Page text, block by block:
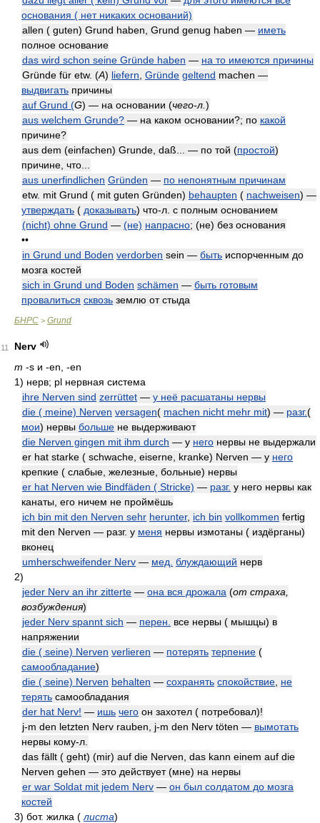
основания ( нет никаких оснований)
allen ( guten) Grund haben, Grund genug haben — иметь
полное основание
das wird schon seine Gründe haben — на то имеются причины
Gründe für etw. (A) liefern Gründe geltend machen —
выдвигать причины
auf Grund (G) — на основании (чего-л. )
aus welchem Grunde? — на каком основании?; по какой
причине?
aus dem (einfachen) Grunde, daß... — по той (простой)
причине, что...
aus unerfindlichen Gründen — по непонятным причинам
etw. mit Grund ( mit guten Gründen) behaupten ( nachweisen) —
утверждать ( доказывать) что-л. с полным основанием
(nicht) ohne Grund — (не) напрасно; (не) без основания
••
in Grund und Boden verdorben sein — быть испорченным до
мозга костей
sich in Grund und Boden schämen — быть готовым
провалиться сквозь землю от стыда
БНРС > Grund
11
Nerv
m -s и -en, -en
1) нерв; pl нервная система
ihre Nerven sind zerrüttet — у неё расшатаны нервы
die ( meine) Nerven versagen( machen nicht mehr mit) — разг.(
мои) нервы больше не выдерживают
die Nerven gingen mit ihm durch — у него нервы не выдержали
er hat starke ( schwache, eiserne, kranke) Nerven — у него
крепкие ( слабые, железные, больные) нервы
er hat Nerven wie Bindfäden ( Stricke) — разг. у него нервы как
канаты, его ничем не проймёшь
ich bin mit den Nerven sehr herunter, ich bin vollkommen fertig
mit den Nerven — разг. у меня нервы измотаны ( издёрганы)
вконец
umherschweifender Nerv — мед. блуждающий нерв
2)
jeder Nerv an ihr zitterte — она вся дрожала (от страха,
возбуждения)
jeder Nerv spannt sich — перен.
все нервы ( мышцы) в
напряжении
die ( seine) Nerven verlieren — потерять терпение (
самообладание)
die ( seine) Nerven behalten — сохранять спокойствие не
терять самообладания
der hat Nerv! — ишь чего он захотел ( потребовал)!
j-m den letzten Nerv rauben, j-m den Nerv töten — вымотать
нервы кому-л.
das fällt ( geht) (mir) auf die Nerven, das kann einem auf die
Nerven gehen — это действует (мне) на нервы
er war Soldat mit jedem Nerv — он был солдатом до мозга
костей
3) бот. жилка ( листа)